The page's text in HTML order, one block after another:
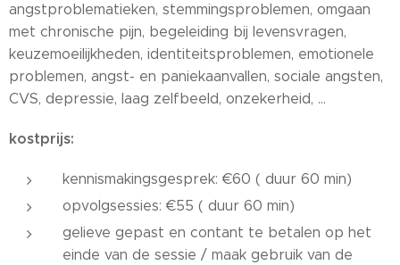
angstproblematieken, stemmingsproblemen, omgaan
met chronische pijn, begeleiding bij levensvragen,
keuzemoeilijkheden, identiteitsproblemen, emotionele
problemen, angst- en paniekaanvallen, sociale angsten,
CVS, depressie, laag zelfbeeld, onzekerheid, ...
kostprijs:
kennismakingsgesprek: €60 ( duur 60 min)
opvolgsessies: €55 ( duur 60 min)
gelieve gepast en contant te betalen op het
einde van de sessie / maak gebruik van de